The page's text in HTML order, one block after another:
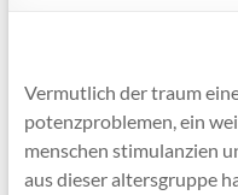
Vermutlich der traum
potenzproblemen, ein
menschen stimulanzien
aus dieser altersgruppe